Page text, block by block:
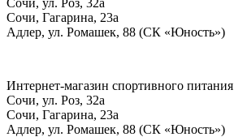
Сочи, Гагарина, 23а
Адлер, ул. Ромашек, 88 (СК «Юность»)
Интернет-магазин спортивного питания
Сочи, ул. Роз, 32а
Сочи, Гагарина, 23а
Адлер, ул. Ромашек, 88 (СК «Юность»)